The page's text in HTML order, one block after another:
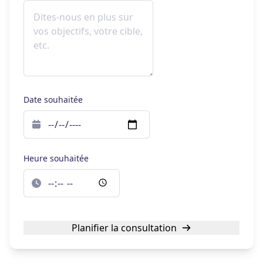
Date souhaitée
Heure souhaitée
Planifier la consultation